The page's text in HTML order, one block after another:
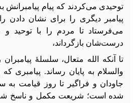
توحیدی می‌کردند که پیام پیامبرانش
پیامبر دیگری را برای نشان دادن
می‌فرستاد تا مردم را با توحید
درست‌شان بازگرداند،
تا آنکه الله متعال، سلسلهٔ
والسلام به پایان رساند. پیامبری
جاودان و فراگیر تا روز قیامت
شده است؛ شریعت مکمل و ناسخ